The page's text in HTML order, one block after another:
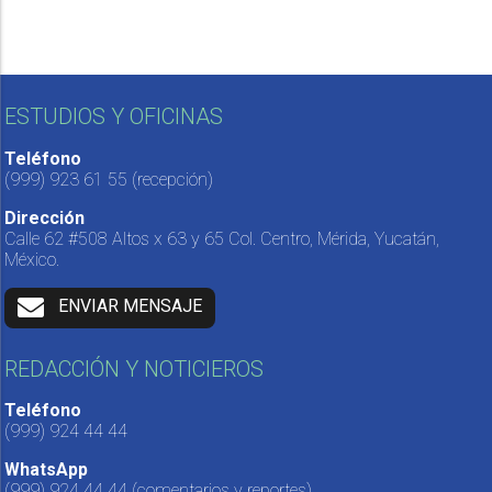
ESTUDIOS Y OFICINAS
Teléfono
(999) 923 61 55 (recepción)
Dirección
Calle 62 #508 Altos x 63 y 65 Col. Centro, Mérida, Yucatán,
México.
ENVIAR MENSAJE
REDACCIÓN Y NOTICIEROS
Teléfono
(999) 924 44 44
WhatsApp